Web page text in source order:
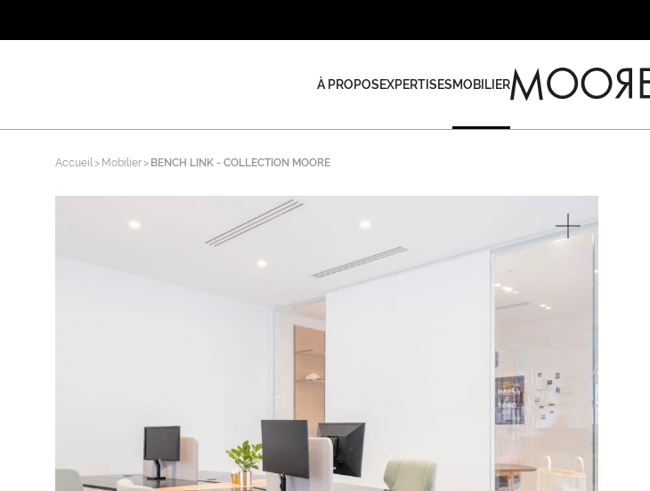
À PROPOSEXPERTISESMOBILIER
Accueil Mobilier BENCH LINK - COLLECTION MOORE